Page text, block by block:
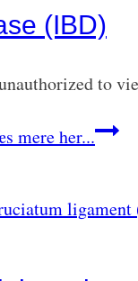
(IBD)
to
mere her...